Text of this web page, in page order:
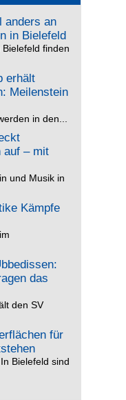
anders an
in Bielefeld
finden
erhält
Meilenstein
in den...
auf – mit
und Musik in
Kämpfe
das
den SV
für
Bielefeld sind